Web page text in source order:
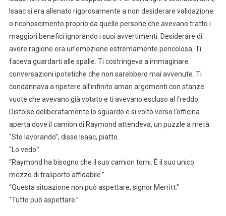
Isaac si era allenato rigorosamente a non desiderare validazione
o riconoscimento proprio da quelle persone che avevano tratto i
maggiori benefici ignorando i suoi avvertimenti. Desiderare di
avere ragione era un’emozione estremamente pericolosa. Ti
faceva guardarti alle spalle. Ti costringeva a immaginare
conversazioni ipotetiche che non sarebbero mai avvenute. Ti
condannava a ripetere all’infinito amari argomenti con stanze
vuote che avevano già votato e ti avevano escluso al freddo.
Distolse deliberatamente lo sguardo e si voltò verso l’officina
aperta dove il camion di Raymond attendeva, un puzzle a metà.
“Sto lavorando”, disse Isaac, piatto.
“Lo vedo.”
“Raymond ha bisogno che il suo camion torni. È il suo unico
mezzo di trasporto affidabile.”
“Questa situazione non può aspettare, signor Merritt.”
“Tutto può aspettare.”